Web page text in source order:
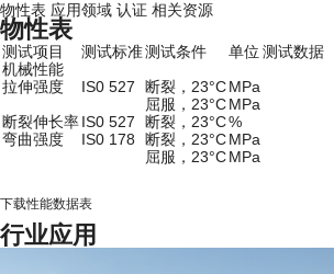
物性表 应用领域 认证 相关资源
物性表
测试项目 测试标准测试条件 单位 测试数据
机械性能
拉伸强度
IS0 527 断裂，23°CMPa
屈服，23°CMPa
断裂伸长率IS0 527 断裂，23°C%
弯曲强度
IS0 178 断裂，23°CMPa
屈服，23°CMPa
下载性能数据表
行业应用